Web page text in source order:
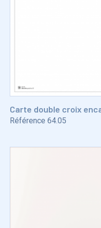
Carte double croix
Référence 64.05